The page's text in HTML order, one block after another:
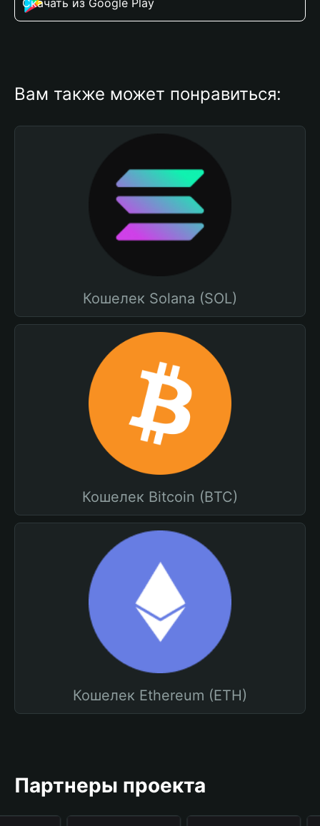
Скачать из Google Play
Вам также может понравиться:
Кошелек Solana (SOL)
Кошелек Bitcoin (BTC)
Кошелек Ethereum (ETH)
Партнеры проекта